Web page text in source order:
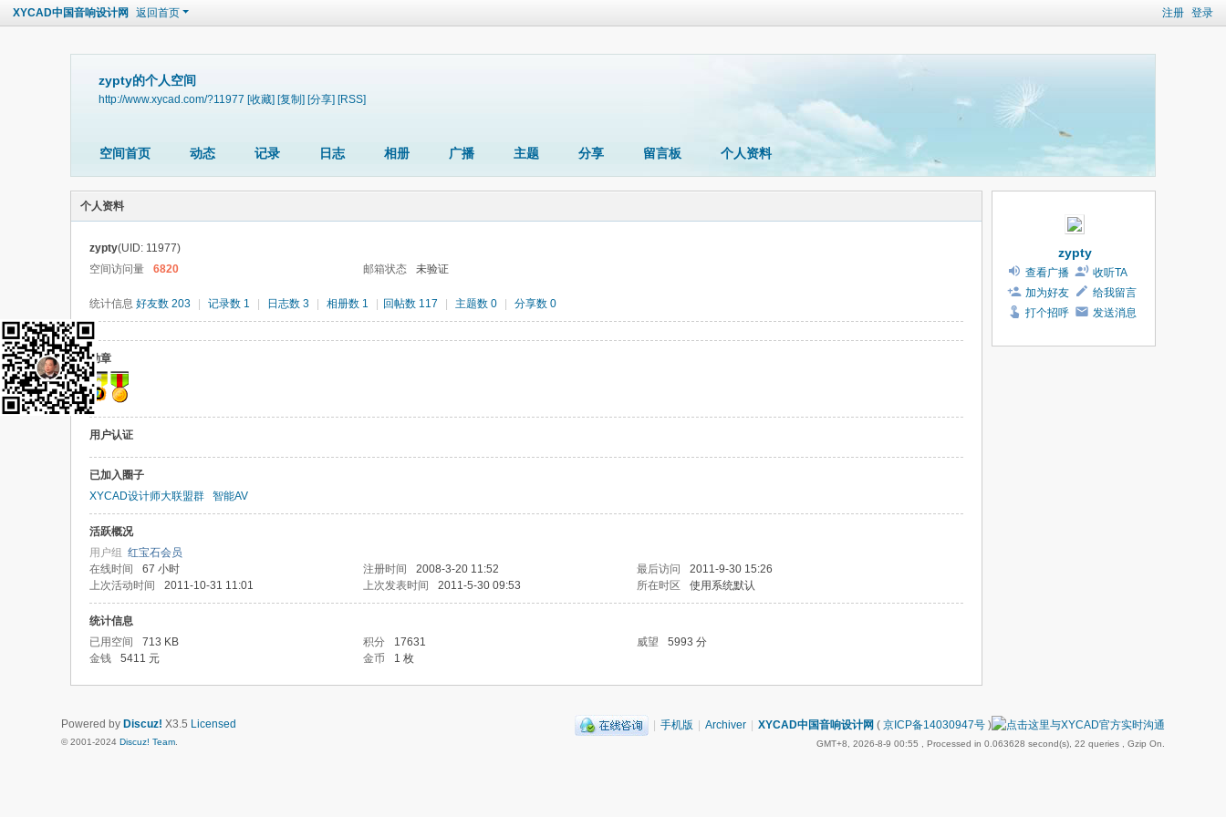
注册 登录
XYCAD中国音响设计网 返回首页
zypty的个人空间
http://www.xycad.com/?11977 [收藏] [复制] [分享] [RSS]
空间首页 动态 记录 日志 相册 广播 主题 分享 留言板 个人资料
个人资料
zypty(UID: 11977)
空间访问量
6820 邮箱状态 未验证
统计信息 好友数 203 记录数 1 日志数 3 相册数 1 回帖数 117 主题数 0 分享数 0
勋章
用户认证
已加入圈子
XYCAD设计师大联盟群
智能AV
活跃概况
用户组 红宝石会员
在线时间
67 小时 注册时间 2008-3-20 11:52 最后访问
2011-9-30 15:26
上次活动时间
2011-10-31 11:01 上次发表时间 2011-5-30 09:53 所在时区 使用系统默认
统计信息
已用空间
713 KB 积分 17631 威望
5993 分
金钱
5411 元 金币 1 枚
zypty
查看广播
收听TA
加为好友
给我留言
打个招呼
发送消息
| 手机版 | Archiver | XYCAD中国音响设计网 ( 京ICP备14030947号 )
GMT+8, 2026-8-9 00:55 , Processed in 0.063628 second(s), 22 queries , Gzip On.
Powered by Discuz! X3.5 Licensed
© 2001-2024 Discuz! Team